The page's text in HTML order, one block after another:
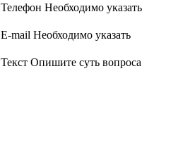
Телефон Необходимо указать
E-mail Необходимо указать
Текст Опишите суть вопроса